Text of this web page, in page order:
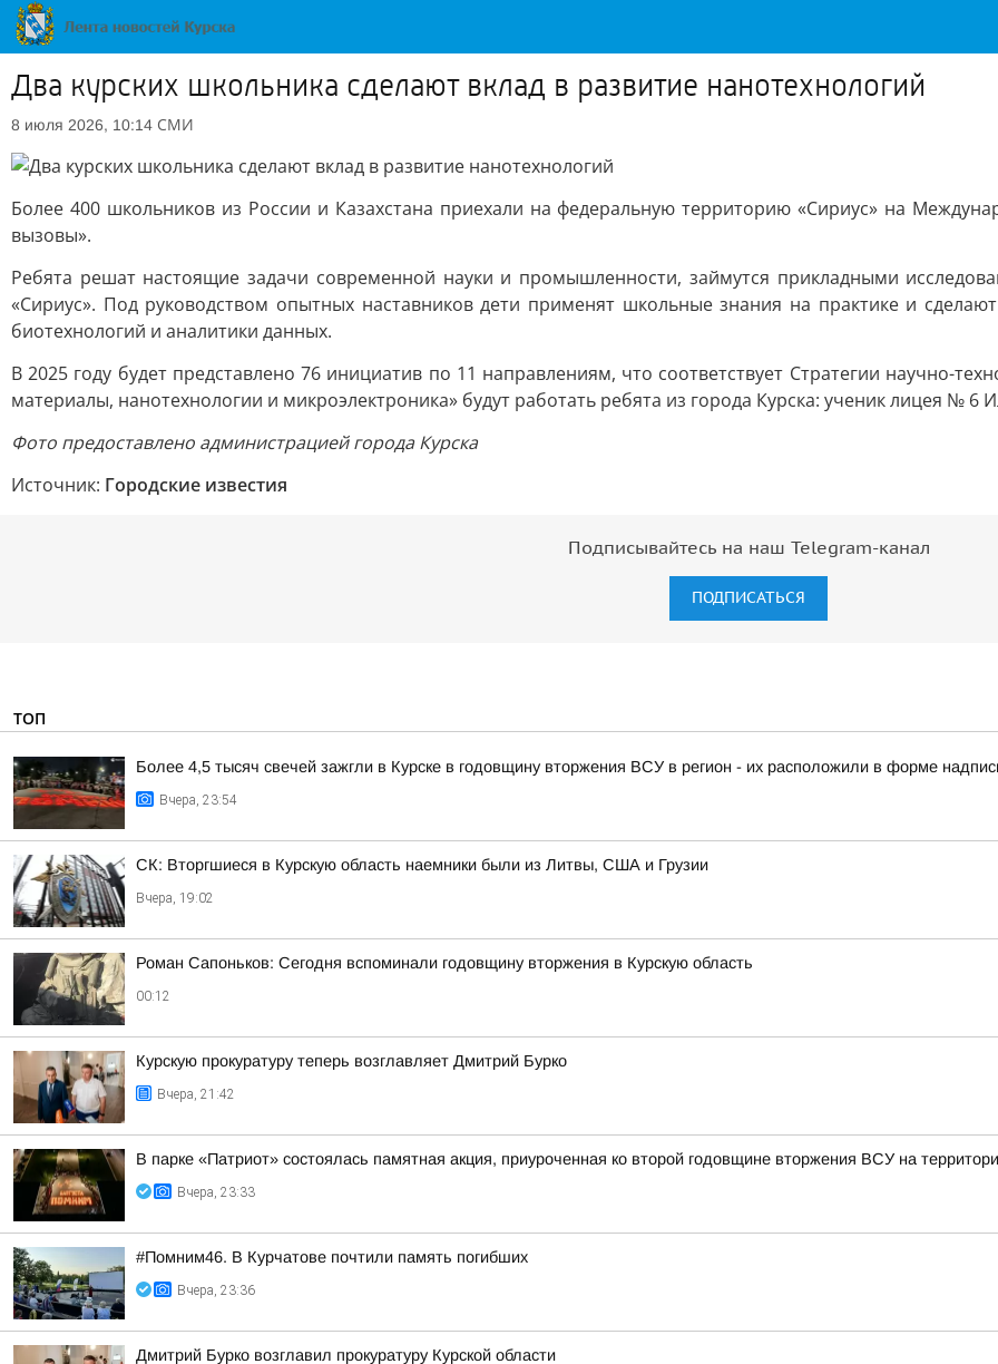
Два курских школьника сделают вклад в развитие нанотехнологий
8 июля 2026, 10:14 СМИ
Более 400 школьников из России и Казахстана приехали на федеральную территорию «Сириус» на
вызовы».
Ребята решат настоящие задачи современной науки и промышленности, займутся прикладными
«Сириус». Под руководством опытных наставников дети применят школьные знания на практике и
биотехнологий и аналитики данных.
В 2025 году будет представлено 76 инициатив по 11 направлениям, что соответствует Стратегии научно-
материалы, нанотехнологии и микроэлектроника» будут работать ребята из города Курска: ученик лицея №
Фото предоставлено администрацией города Курска
Источник: Городские известия
Подписывайтесь на наш Telegram-канал
ПОДПИСАТЬСЯ
ТОП
Более 4,5 тысяч свечей зажгли в Курске в годовщину вторжения ВСУ в регион - их расположили в форме
Вчера, 23:54
СК: Вторгшиеся в Курскую область наемники были из Литвы, США и Грузии
Вчера, 19:02
Роман Сапоньков: Сегодня вспоминали годовщину вторжения в Курскую область
00:12
Курскую прокуратуру теперь возглавляет Дмитрий Бурко
Вчера, 21:42
В парке «Патриот» состоялась памятная акция, приуроченная ко второй годовщине вторжения ВСУ на
Вчера, 23:33
#Помним46. В Курчатове почтили память погибших
Вчера, 23:36
Дмитрий Бурко возглавил прокуратуру Курской области